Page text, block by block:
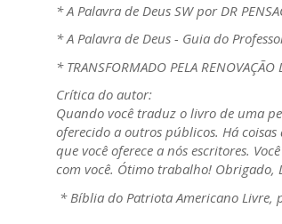
* A Palavra de Deus SW por DR
* A Palavra de Deus - Guia do
* TRANSFORMADO PELA
Crítica do autor:
Quando você traduz o livro de uma
oferecido a outros públicos. Há
que você oferece a nós escritores.
com você. Ótimo trabalho! Obrigado,
* Bíblia do Patriota Americano Livre,